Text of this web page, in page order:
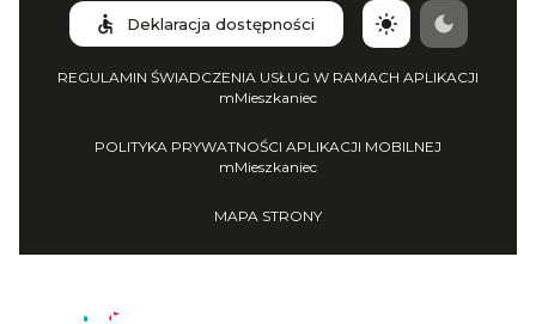
Deklaracja dostępności
REGULAMIN ŚWIADCZENIA USŁUG W RAMACH APLIKACJI
mMieszkaniec
POLITYKA PRYWATNOŚCI APLIKACJI MOBILNEJ
mMieszkaniec
MAPA STRONY